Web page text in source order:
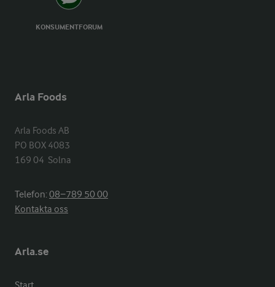
KONSUMENTFORUM
Arla Foods
Arla Foods AB
PO BOX 4083
169 04  Solna
Telefon:08−789 50 00
Kontakta oss
Arla.se